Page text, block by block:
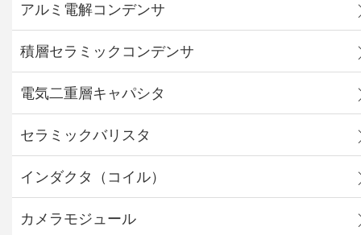
アルミ電解コンデンサ
積層セラミックコンデンサ
電気二重層キャパシタ
セラミックバリスタ
インダクタ（コイル）
カメラモジュール